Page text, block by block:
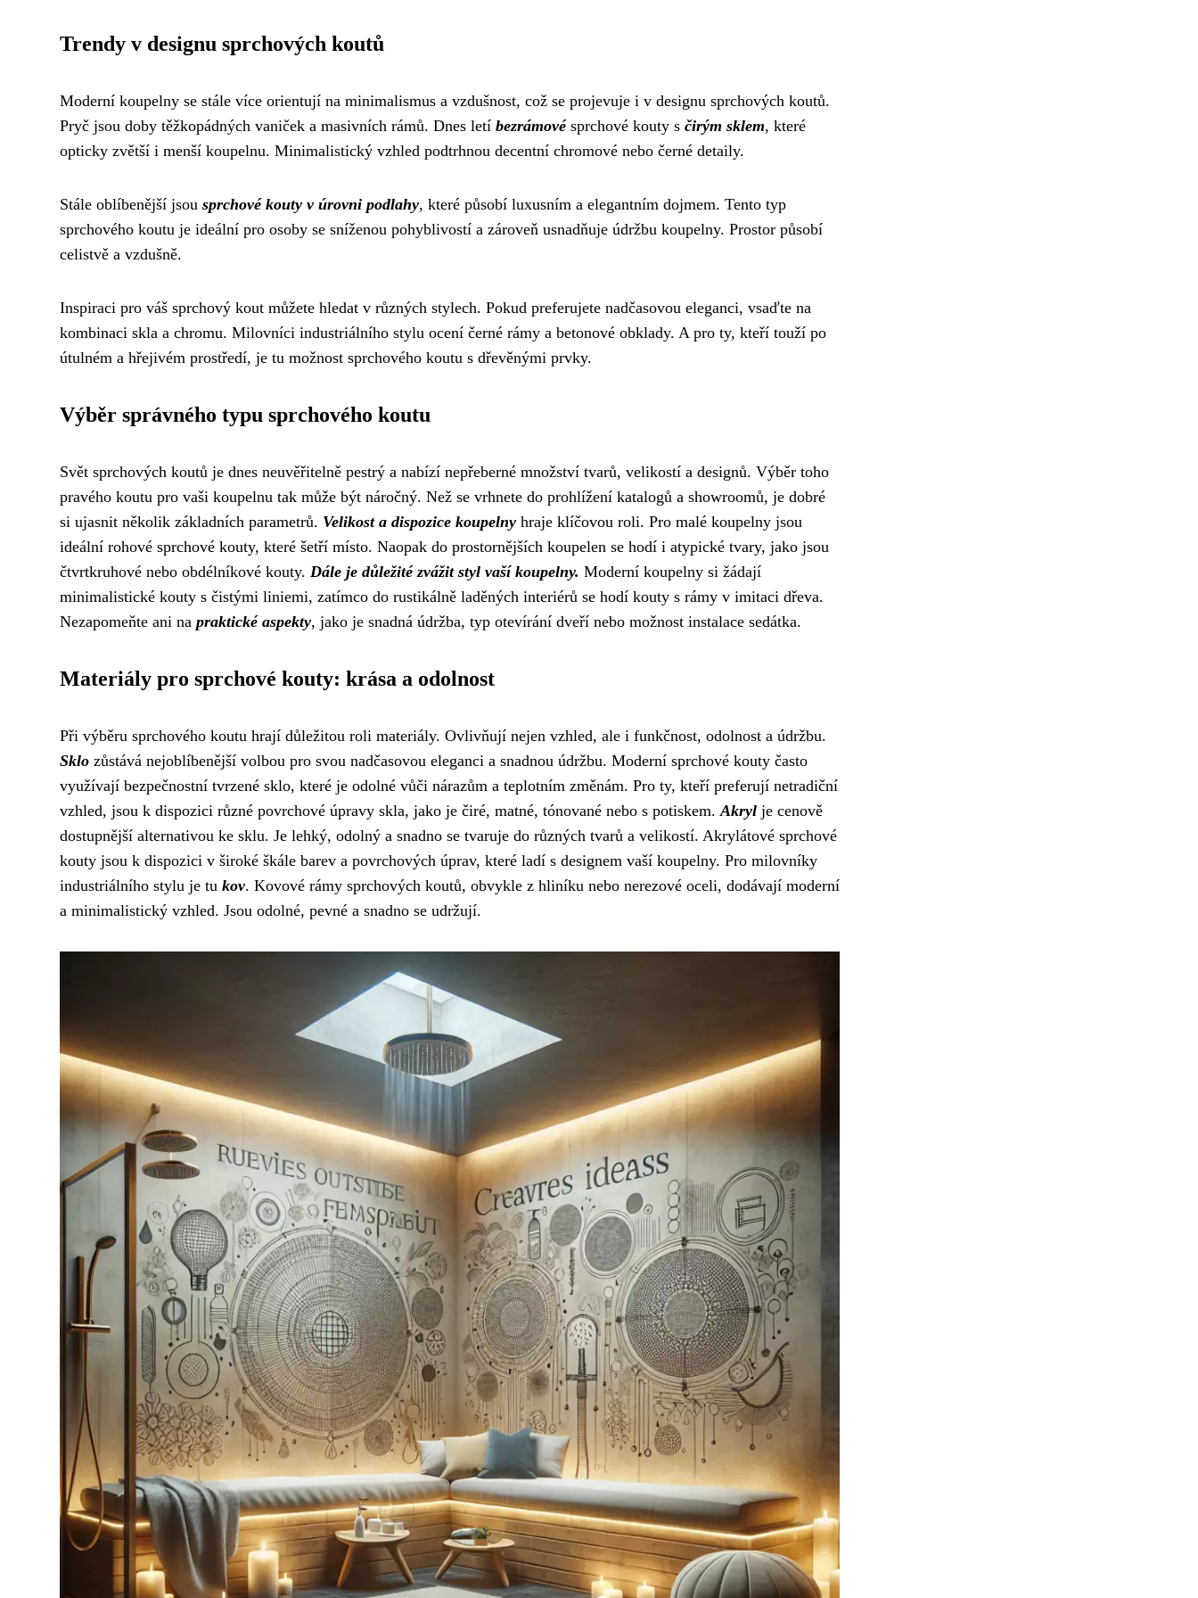
Trendy v designu sprchových koutů
Moderní koupelny se stále více orientují na minimalismus a vzdušnost, což se projevuje i v designu sprchových koutů.
Pryč jsou doby těžkopádných vaniček a masivních rámů. Dnes letí bezrámovésprchové kouty s čirým sklem, které
opticky zvětší i menší koupelnu. Minimalistický vzhled podtrhnou decentní chromové nebo černé detaily.
Stále oblíbenější jsou sprchové kouty v úrovni podlahy, které působí luxusním a elegantním dojmem. Tento typ
sprchového koutu je ideální pro osoby se sníženou pohyblivostí a zároveň usnadňuje údržbu koupelny. Prostor působí
celistvě a vzdušně.
Inspiraci pro váš sprchový kout můžete hledat v různých stylech. Pokud preferujete nadčasovou eleganci, vsaďte na
kombinaci skla a chromu. Milovníci industriálního stylu ocení černé rámy a betonové obklady. A pro ty, kteří touží po
útulném a hřejivém prostředí, je tu možnost sprchového koutu s dřevěnými prvky.
Výběr správného typu sprchového koutu
Svět sprchových koutů je dnes neuvěřitelně pestrý a nabízí nepřeberné množství tvarů, velikostí a designů. Výběr toho
pravého koutu pro vaši koupelnu tak může být náročný. Než se vrhnete do prohlížení katalogů a showroomů, je dobré
si ujasnit několik základních parametrů. Velikost a dispozice koupelny hraje klíčovou roli. Pro malé koupelny jsou
ideální rohové sprchové kouty, které šetří místo. Naopak do prostornějších koupelen se hodí i atypické tvary, jako jsou
čtvrtkruhové nebo obdélníkové kouty. Dále je důležité zvážit styl vaší koupelny. Moderní koupelny si žádají
minimalistické kouty s čistými liniemi, zatímco do rustikálně laděných interiérů se hodí kouty s rámy v imitaci dřeva.
Nezapomeňte ani na praktické aspekty, jako je snadná údržba, typ otevírání dveří nebo možnost instalace sedátka.
Materiály pro sprchové kouty: krása a odolnost
Při výběru sprchového koutu hrají důležitou roli materiály. Ovlivňují nejen vzhled, ale i funkčnost, odolnost a údržbu.
Sklo zůstává nejoblíbenější volbou pro svou nadčasovou eleganci a snadnou údržbu. Moderní sprchové kouty často
využívají bezpečnostní tvrzené sklo, které je odolné vůči nárazům a teplotním změnám. Pro ty, kteří preferují netradiční
vzhled, jsou k dispozici různé povrchové úpravy skla, jako je čiré, matné, tónované nebo s potiskem.Akryl je cenově
dostupnější alternativou ke sklu. Je lehký, odolný a snadno se tvaruje do různých tvarů a velikostí. Akrylátové sprchové
kouty jsou k dispozici v široké škále barev a povrchových úprav, které ladí s designem vaší koupelny. Pro milovníky
industriálního stylu je tu kov. Kovové rámy sprchových koutů, obvykle z hliníku nebo nerezové oceli, dodávají moderní
a minimalistický vzhled. Jsou odolné, pevné a snadno se udržují.